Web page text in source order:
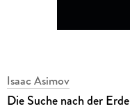
Isaac Asimov
Die Suche nach der Erde